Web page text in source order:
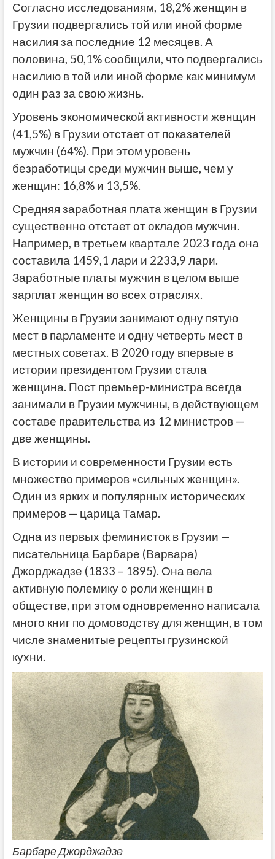
Согласно исследованиям, 18,2% женщин в
Грузии подвергались той или иной форме
насилия за последние 12 месяцев. А
половина, 50,1% сообщили, что подвергались
насилию в той или иной форме как минимум
один раз за свою жизнь.
Уровень экономической активности женщин
(41,5%) в Грузии отстает от показателей
мужчин (64%). При этом уровень
безработицы среди мужчин выше, чем у
женщин: 16,8% и 13,5%.
Средняя заработная плата женщин в Грузии
существенно отстает от окладов мужчин.
Например, в третьем квартале 2023 года она
составила 1459,1 лари и 2233,9 лари.
Заработные платы мужчин в целом выше
зарплат женщин во всех отраслях.
Женщины в Грузии занимают одну пятую
мест в парламенте и одну четверть мест в
местных советах. В 2020 году впервые в
истории президентом Грузии стала
женщина. Пост премьер-министра всегда
занимали в Грузии мужчины, в действующем
составе правительства из 12 министров —
две женщины.
В истории и современности Грузии есть
множество примеров «сильных женщин».
Один из ярких и популярных исторических
примеров — царица Тамар.
Одна из первых феминисток в Грузии —
писательница Барбаре (Варвара)
Джорджадзе (1833 – 1895). Она вела
активную полемику о роли женщин в
обществе, при этом одновременно написала
много книг по домоводству для женщин, в том
числе знаменитые рецепты грузинской
кухни.
Барбаре Джорджадзе